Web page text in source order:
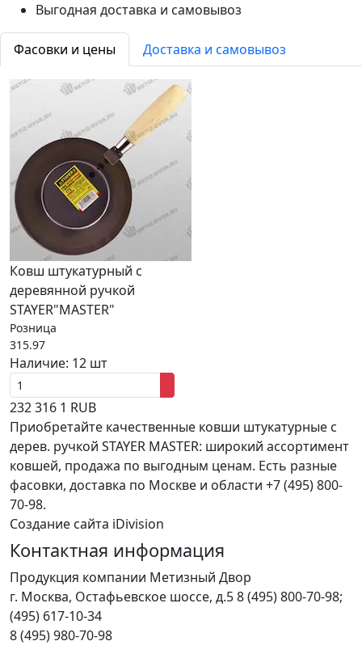
Выгодная доставка и самовывоз
Фасовки и цены Доставка и самовывоз
Ковш штукатурный с
деревянной ручкой
STAYER"MASTER"
Розница
315.97
Наличие: 12 шт
232316 1 RUB
Приобретайте качественные ковши штукатурные с
дерев. ручкой STAYER MASTER: широкий ассортимент
ковшей, продажа по выгодным ценам. Есть разные
фасовки, доставка по Москве и области +7 (495) 800-
70-98.
Создание сайта iDivision
Контактная информация
Продукция компании Метизный Двор
г. Москва, Остафьевское шоссе, д.58 (495) 800-70-98;
(495) 617-10-34
8 (495) 980-70-98